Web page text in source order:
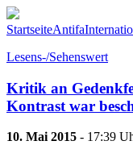
StartseiteAntifa
Lesens-/Sehenswert
Kritik an
Kontrast war
10. Mai 2015 - 17:39